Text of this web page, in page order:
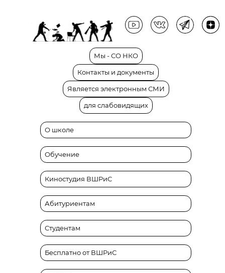
Мы - СО НКО
Контакты и документы
Является электронным СМИ
для слабовидящих
О школе
Обучение
Киностудия ВШРиС
Абитуриентам
Студентам
Бесплатно от ВШРиС